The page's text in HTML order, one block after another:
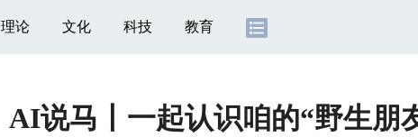
理论 文化 科技 教育
AI说马丨一起认识咱的“野生朋